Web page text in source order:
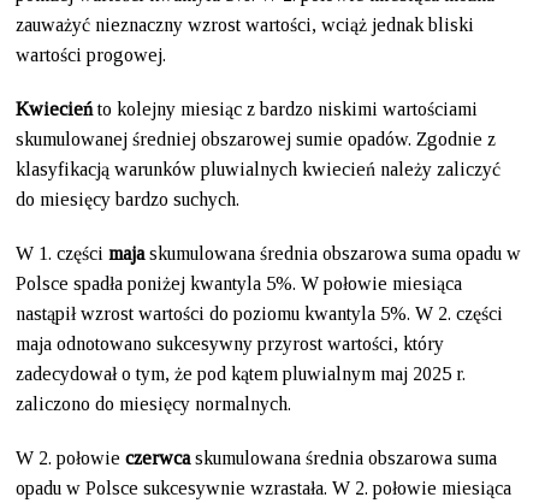
zauważyć nieznaczny wzrost wartości, wciąż jednak bliski
wartości progowej.
Kwiecieńto kolejny miesiąc z bardzo niskimi wartościami
skumulowanej średniej obszarowej sumie opadów. Zgodnie z
klasyfikacją warunków pluwialnych kwiecień należy zaliczyć
do miesięcy bardzo suchych.
W 1. częścimaja skumulowana średnia obszarowa suma opadu w
Polsce spadła poniżej kwantyla 5%. W połowie miesiąca
nastąpił wzrost wartości do poziomu kwantyla 5%. W 2. części
maja odnotowano sukcesywny przyrost wartości, który
zadecydował o tym, że pod kątem pluwialnym maj 2025 r.
zaliczono do miesięcy normalnych.
W 2. połowieczerwca skumulowana średnia obszarowa suma
opadu w Polsce sukcesywnie wzrastała. W 2. połowie miesiąca